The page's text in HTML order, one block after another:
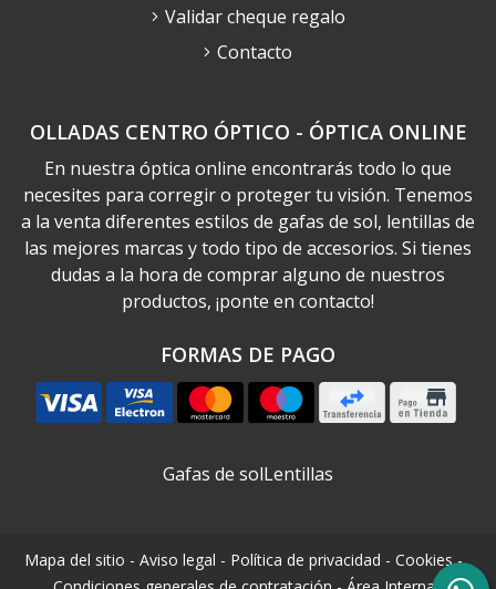
OLLADAS CENTRO ÓPTICO - ÓPTICA ONLINE
En nuestra óptica online encontrarás todo lo que
necesites para corregir o proteger tu visión. Tenemos
a la venta diferentes estilos de gafas de sol, lentillas de
las mejores marcas y todo tipo de accesorios. Si tienes
dudas a la hora de comprar alguno de nuestros
productos, ¡ponte en contacto!
FORMAS DE PAGO
Validar cheque regalo
Contacto
Gafas de solLentillas
Mapa del sitio - Aviso legal - Política de privacidad - Cookies-